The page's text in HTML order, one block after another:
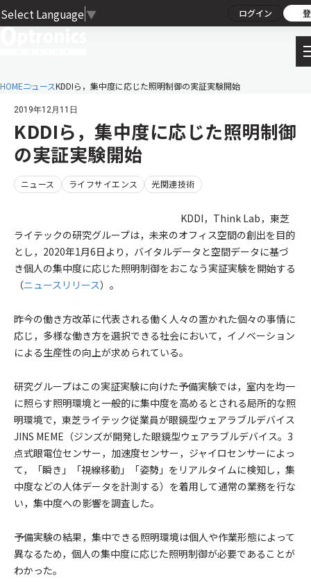
Select Language ▼ ログイン
HOMEニュースKDDIら，集中度に応じた照明制御の実証実験開始
2019年12月11日
KDDIら，集中度に応じた照明制御
の実証実験開始
ニュース ライフサイエンス 光関連技術
KDDI，Think Lab，東芝
ライテックの研究グループは，未来のオフィス空間の創出を目的
とし，2020年1月6日より，バイタルデータと空間データに基づ
き個人の集中度に応じた照明制御をおこなう実証実験を開始する
（ニュースリリース）。
昨今の働き方改革に代表される働く人々の置かれた個々の事情に
応じ，多様な働き方を選択できる社会において，イノベーション
による生産性の向上が求められている。
研究グループはこの実証実験に向けた予備実験では，室内を均一
に照らす照明環境と一般的に集中度を高めるとされる局所的な照
明環境で，東芝ライテック従業員が眼鏡型ウェアラブルデバイス
JINS MEME（ジンズが開発した眼鏡型ウェアラブルデバイス。3
点式眼電位センサー，加速度センサー，ジャイロセンサーによっ
て，「瞬き」「視線移動」「姿勢」をリアルタイムに検知し，集
中度などの人体データを計測する）を着用して通常の業務を行な
い，集中度への影響を調査した。
予備実験の結果，集中できる照明環境は個人や作業形態によって
異なるため，個人の集中度に応じた照明制御が必要であることが
わかった。